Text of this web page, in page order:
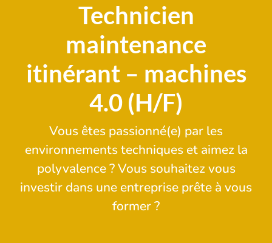
Technicien
maintenance
itinérant – machines
4.0 (H/F)
Vous êtes passionné(e) par les
environnements techniques et aimez la
polyvalence ? Vous souhaitez vous
investir dans une entreprise prête à vous
former ?